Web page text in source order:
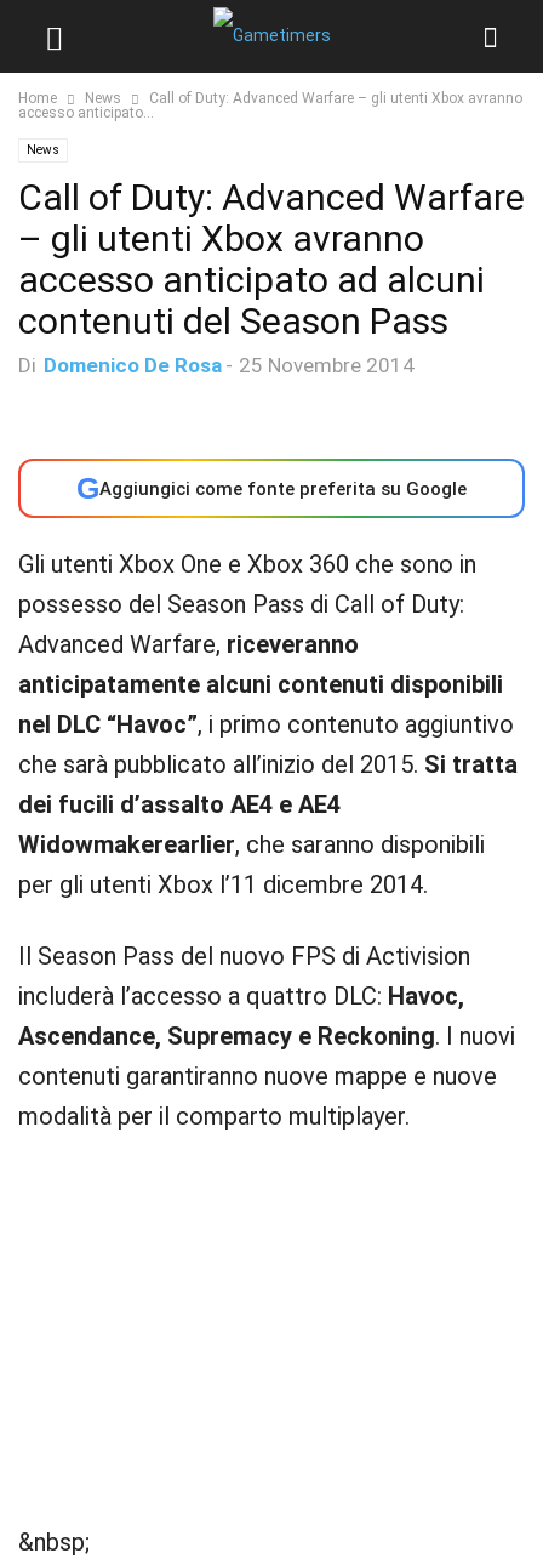
Home News
Call of Duty: Advanced Warfare – gli utenti Xbox avranno
accesso anticipato...
News
Call of Duty: Advanced Warfare
– gli utenti Xbox avranno
accesso anticipato ad alcuni
contenuti del Season Pass
Di Domenico De Rosa - 25 Novembre 2014
GAggiungici come fonte preferita su Google
Gli utenti Xbox One e Xbox 360 che sono in
possesso del Season Pass di Call of Duty:
Advanced Warfare, riceveranno
anticipatamente alcuni contenuti disponibili
nel DLC “Havoc”, i primo contenuto aggiuntivo
che sarà pubblicato all’inizio del 2015. Si tratta
dei fucili d’assalto AE4 e AE4
Widowmakerearlier, che saranno disponibili
per gli utenti Xbox l’11 dicembre 2014.
Il Season Pass del nuovo FPS di Activision
includerà l’accesso a quattro DLC: Havoc,
Ascendance, Supremacy e Reckoning. I nuovi
contenuti garantiranno nuove mappe e nuove
modalità per il comparto multiplayer.
&nbsp;